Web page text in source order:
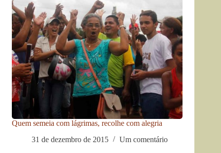
Quem semeia com lágrimas, recolhe com alegria
31 de dezembro de 2015
Um comentário